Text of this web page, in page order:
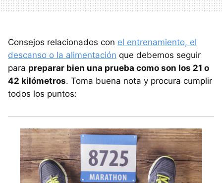
Consejos relacionados con el entrenamiento, el
descanso o la alimentación que debemos seguir
para preparar bien una prueba como son los 21 o
42 kilómetros. Toma buena nota y procura cumplir
todos los puntos: